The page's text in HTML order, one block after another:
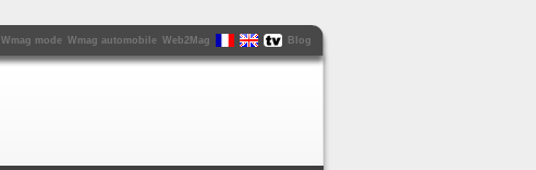
Wmag mode Wmag automobile Web2Mag Blog